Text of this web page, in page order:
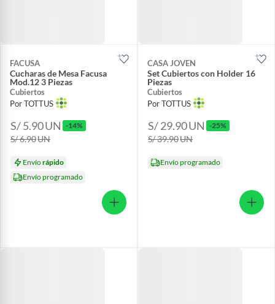
FACUSA
Cucharas de Mesa Facusa
Mod.12 3 Piezas
Cubiertos
Por TOTTUS
S/ 5.90UN -14%
S/ 6.90UN
Envíorápido
Envío programado
CASA JOVEN
Set Cubiertos con Holder 16
Piezas
Cubiertos
Por TOTTUS
S/ 29.90UN -25%
S/ 39.90UN
Envío programado